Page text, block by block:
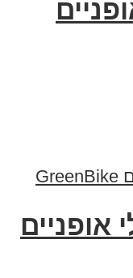
לאופניים
אופניים